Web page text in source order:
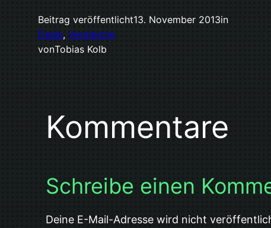
Beitrag veröffentlicht13. November 2013in
Deals, Vergleiche
vonTobias Kolb
Kommentare
Schreibe einen
Deine E-Mail-Adresse wird nicht